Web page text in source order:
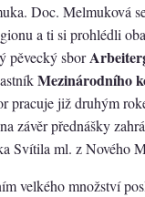
Doc. Melmuková
a ti si prohlédli
pěvecký sbor
Mezinárodního
pracuje již druhým
závěr přednášky
Svítila ml. z Nového
velkého množství